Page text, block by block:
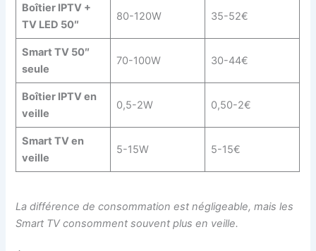
Boîtier IPTV +
TV LED 50″
80-120W 35-52€
Smart TV 50″
seule
70-100W 30-44€
Boîtier IPTV en
veille
0,5-2W 0,50-2€
Smart TV en
veille
5-15W 5-15€
La différence de consommation est négligeable, mais les
Smart TV consomment souvent plus en veille.